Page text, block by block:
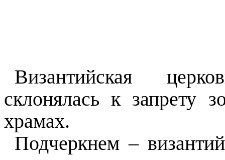
Византийская
склонялась к запрету
храмах.
Подчеркнем –